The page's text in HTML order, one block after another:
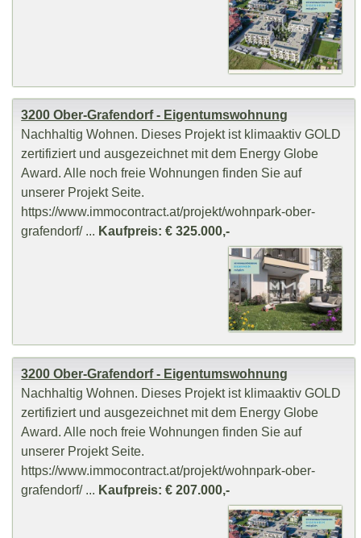
3200 Ober-Grafendorf - Eigentumswohnung
Nachhaltig Wohnen. Dieses Projekt ist klimaaktiv GOLD
zertifiziert und ausgezeichnet mit dem Energy Globe
Award. Alle noch freie Wohnungen finden Sie auf
unserer Projekt Seite.
https://www.immocontract.at/projekt/wohnpark-ober-
grafendorf/ ... Kaufpreis: € 325.000,-
3200 Ober-Grafendorf - Eigentumswohnung
Nachhaltig Wohnen. Dieses Projekt ist klimaaktiv GOLD
zertifiziert und ausgezeichnet mit dem Energy Globe
Award. Alle noch freie Wohnungen finden Sie auf
unserer Projekt Seite.
https://www.immocontract.at/projekt/wohnpark-ober-
grafendorf/ ... Kaufpreis: € 207.000,-